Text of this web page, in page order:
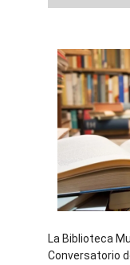
La Biblioteca
Conversatorio